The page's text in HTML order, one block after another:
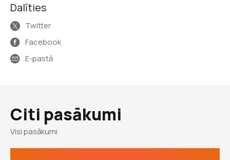
Dalīties
Twitter
Facebook
E-pastā
Citi pasākumi
Visi pasākumi